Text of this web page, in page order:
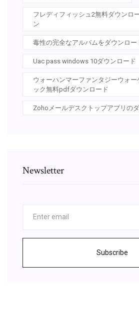
フレディフィッシュ2無料ダウンロ
ン
毒性の完全なアルバムをダウンロー
Uac pass windows 10ダウンロード
ウォーハンマーファンタジーウォ
ック無料pdfダウンロード
Zohoメールデスクトップアプリの
Newsletter
Subscribe